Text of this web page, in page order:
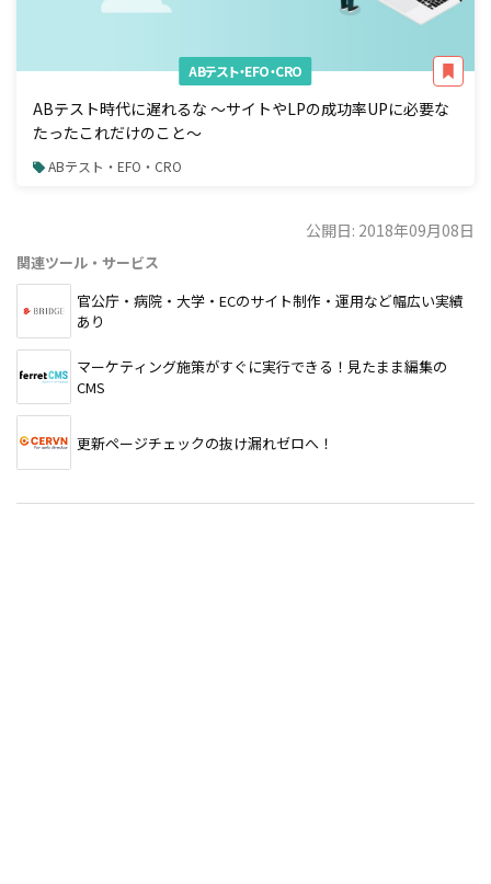
ABテスト・EFO・CRO
ABテスト時代に遅れるな 〜サイトやLPの成功率UPに必要な
たったこれだけのこと〜
ABテスト・EFO・CRO
公開日: 2018年09月08日
関連ツール・サービス
官公庁・病院・大学・ECのサイト制作・運用など幅広い実績
あり
マーケティング施策がすぐに実行できる！見たまま編集の
CMS
更新ページチェックの抜け漏れゼロへ！